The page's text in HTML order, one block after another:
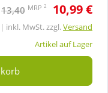
13,40 MRP 2 10,99 €
inkl. MwSt. zzgl.Versand
Artikel auf Lager